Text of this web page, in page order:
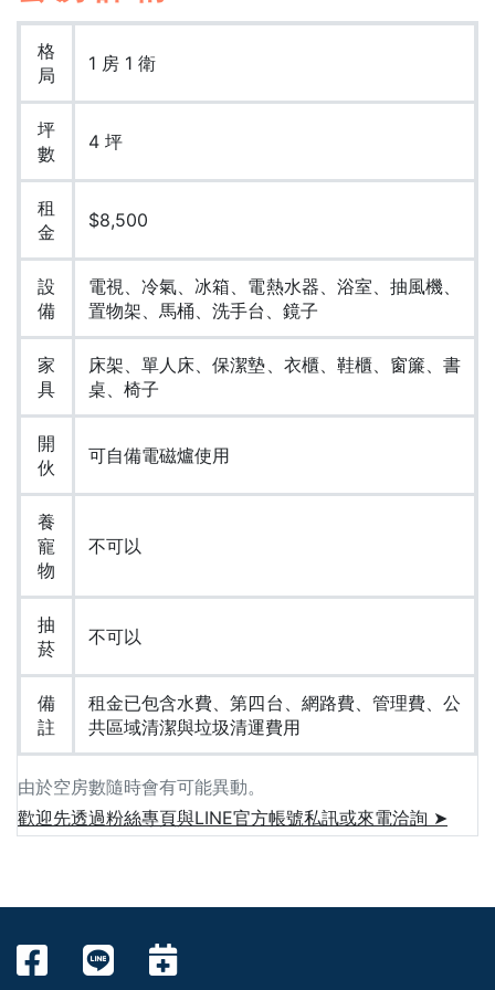
由於空房數隨時會有可能異動。
歡迎先透過粉絲專頁與LINE官方帳號私訊或來電洽詢 ➤
格
局
1 房 1 衛
坪
數
4 坪
租
金
$8,500
設
備
電視、冷氣、冰箱、電熱水器、浴室、抽風機、
置物架、馬桶、洗手台、鏡子
家
具
床架、單人床、保潔墊、衣櫃、鞋櫃、窗簾、書
桌、椅子
開
伙
可自備電磁爐使用
養
寵
物
不可以
抽
菸
不可以
備
註
租金已包含水費、第四台、網路費、管理費、公
共區域清潔與垃圾清運費用